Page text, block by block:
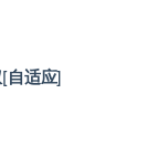
自适应]